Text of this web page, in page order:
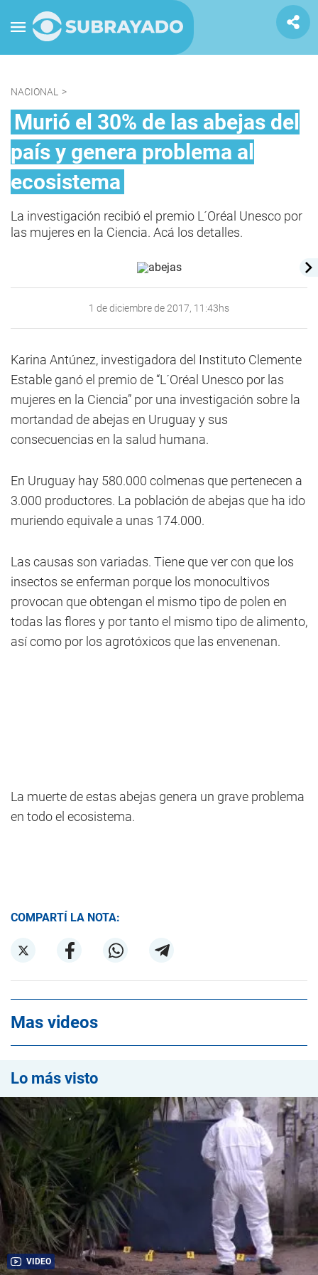
NACIONAL >
Murió el 30% de las abejas del
país y genera problema al
ecosistema
La investigación recibió el premio L´Oréal Unesco por
las mujeres en la Ciencia. Acá los detalles.
1 de diciembre de 2017, 11:43hs
Karina Antúnez, investigadora del Instituto Clemente
Estable ganó el premio de “L´Oréal Unesco por las
mujeres en la Ciencia” por una investigación sobre la
mortandad de abejas en Uruguay y sus
consecuencias en la salud humana.
En Uruguay hay 580.000 colmenas que pertenecen a
3.000 productores. La población de abejas que ha ido
muriendo equivale a unas 174.000.
Las causas son variadas. Tiene que ver con que los
insectos se enferman porque los monocultivos
provocan que obtengan el mismo tipo de polen en
todas las flores y por tanto el mismo tipo de alimento,
así como por los agrotóxicos que las envenenan.
La muerte de estas abejas genera un grave problema
en todo el ecosistema.
COMPARTÍ LA NOTA:
Mas videos
Lo más visto
VIDEO